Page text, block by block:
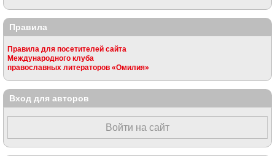
Правила
Правила для посетителей сайта
Международного клуба
православных литераторов «Омилия»
Вход для авторов
Войти на сайт